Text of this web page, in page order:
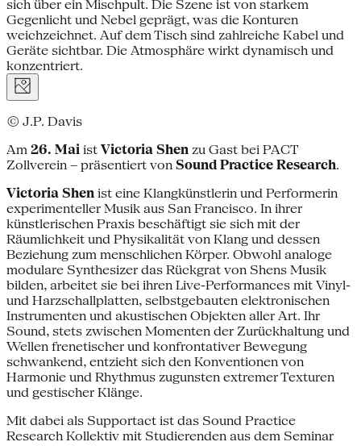
© J.P. Davis
Am 26. Mai ist Victoria Shen zu Gast bei PACT
Zollverein – präsentiert von Sound Practice Research.
Victoria Shen ist eine Klangkünstlerin und Performerin
experimenteller Musik aus San Francisco. In ihrer
künstlerischen Praxis beschäftigt sie sich mit der
Räumlichkeit und Physikalität von Klang und dessen
Beziehung zum menschlichen Körper. Obwohl analoge
modulare Synthesizer das Rückgrat von Shens Musik
bilden, arbeitet sie bei ihren Live-Performances mit Vinyl-
und Harzschallplatten, selbstgebauten elektronischen
Instrumenten und akustischen Objekten aller Art. Ihr
Sound, stets zwischen Momenten der Zurückhaltung und
Wellen frenetischer und konfrontativer Bewegung
schwankend, entzieht sich den Konventionen von
Harmonie und Rhythmus zugunsten extremer Texturen
und gestischer Klänge.
Mit dabei als Supportact ist das Sound Practice
Research Kollektiv mit Studierenden aus dem Seminar